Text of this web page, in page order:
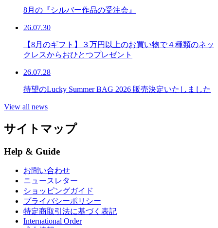
8月の『シルバー作品の受注会』
26.07.30
【8月のギフト】３万円以上のお買い物で４種類のネッ
クレスからおひとつプレゼント
26.07.28
待望のLucky Summer BAG 2026 販売決定いたしました
View all news
サイトマップ
Help & Guide
お問い合わせ
ニュースレター
ショッピングガイド
プライバシーポリシー
特定商取引法に基づく表記
International Order